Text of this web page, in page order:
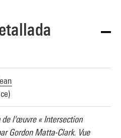
de l'œuvre « Intersection
Gordon Matta-Clark. Vue